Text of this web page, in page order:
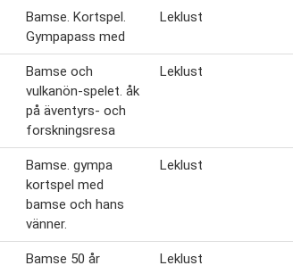
Bamse. Kortspel.
Gympapass med
Leklust
Bamse och
vulkanön-spelet. åk
på äventyrs- och
forskningsresa
Leklust
Bamse. gympa
kortspel med
bamse och hans
vänner.
Leklust
Bamse 50 år Leklust